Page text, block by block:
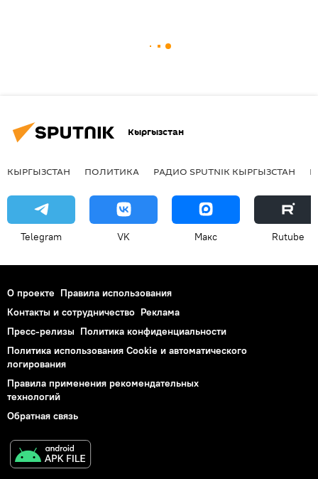
Кыргызстан
КЫРГЫЗСТАН ПОЛИТИКА РАДИО SPUTNIK КЫРГЫЗСТАН
Telegram VK Макс Rutube
О проекте Правила использования
Контакты и сотрудничество Реклама
Пресс-релизы Политика конфиденциальности
Политика использования Cookie и автоматического
логирования
Правила применения рекомендательных
технологий
Обратная связь